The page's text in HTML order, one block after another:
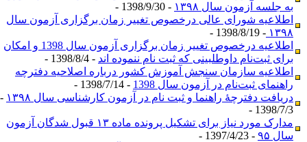
به جلسه آزمون سال ۱۳۹۸
- 1398/9/30 -
اطلاعیه‌ شورای عالی درخصوص تغییر زمان برگزاری آزمون سال
۱۳۹۸ - 1398/8/19 -
اطلاعیه‌ درخصوص تغییر زمان برگزاری آزمون سال 1398 و امکان
برای ثبت‌نام داوطلبینی که ثبت نام ننموده اند - 1398/8/4 -
اطلاعیه سازمان سنجش آموزش کشور درباره اصلاحیه دفترچه
راهنمای ثبت‌نام در آزمون سال 1398
- 1398/7/14 -
دریافت دفترچۀ راهنما و ثبت نام در آزمون کارشناسی سال ۱۳۹۸
-
1398/7/3 -
مدارک مورد نیاز برای تشکیل پرونده ماده ۱۳ قبول شدگان آزمون
سال ۹۵
- 1397/4/23 -